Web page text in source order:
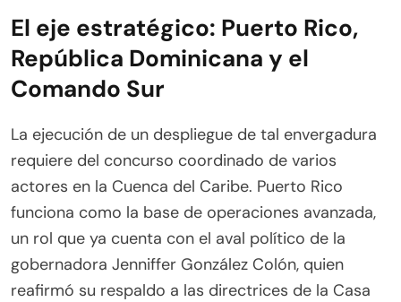
El eje estratégico: Puerto Rico,
República Dominicana y el
Comando Sur
La ejecución de un despliegue de tal envergadura
requiere del concurso coordinado de varios
actores en la Cuenca del Caribe. Puerto Rico
funciona como la base de operaciones avanzada,
un rol que ya cuenta con el aval político de la
gobernadora Jenniffer González Colón, quien
reafirmó su respaldo a las directrices de la Casa